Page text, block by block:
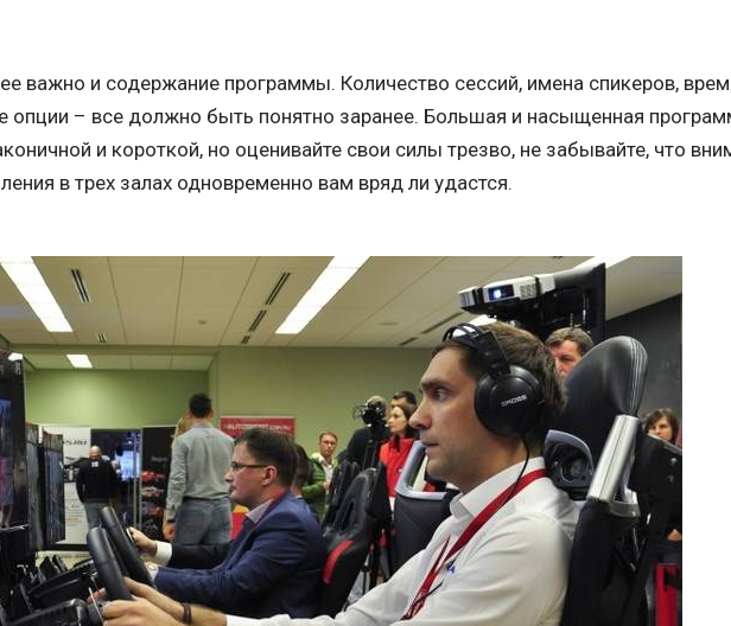
важно и содержание программы. Количество сессий, имена спикеров,
опции – все должно быть понятно заранее. Большая и насыщенная
и короткой, но оценивайте свои силы трезво, не забывайте, что
в трех залах одновременно вам вряд ли удастся.